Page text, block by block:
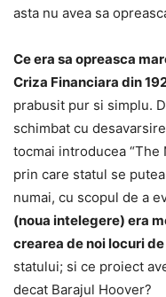
asta nu avea sa
Ce era sa opreasca
Criza Financiara din
prabusit pur si simplu.
schimbat cu
tocmai introducea “The
prin care statul se
numai, cu scopul de a
(noua intelegere) era
crearea de noi locuri
statului; si ce proiect
decat Barajul Hoover?